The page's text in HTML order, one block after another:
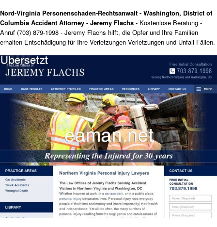
Nord-Virginia Personenschaden-Rechtsanwalt - Washington, District of
Columbia Accident Attorney - Jeremy Flachs - Kostenlose Beratung -
Anruf (703) 879-1998 - Jeremy Flachs hilft, die Opfer und Ihre Familien
erhalten Entschädigung für Ihre Verletzungen Verletzungen und Unfall Fällen.